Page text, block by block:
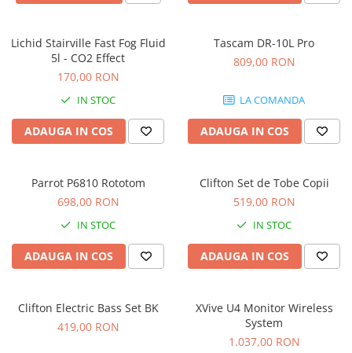
Accesorii de microfoane
Accesorii echipamente de studio
Clape MIDI
Convertoare AD/DA
Microfoane de studio
Preamplificatoare
Protectii antifonice pentru urechi
Recordere de studio
Recordere portabile
Lichid Stairville Fast Fog Fluid
5l - CO2 Effect
170,00 RON
IN STOC
ADAUGA IN COS
Tascam DR-10L Pro
809,00 RON
LA COMANDA
ADAUGA IN COS
Parrot P6810 Rototom
698,00 RON
IN STOC
ADAUGA IN COS
Clifton Set de Tobe Copii
519,00 RON
IN STOC
ADAUGA IN COS
Clifton Electric Bass Set BK
419,00 RON
XVive U4 Monitor Wireless
System
1.037,00 RON